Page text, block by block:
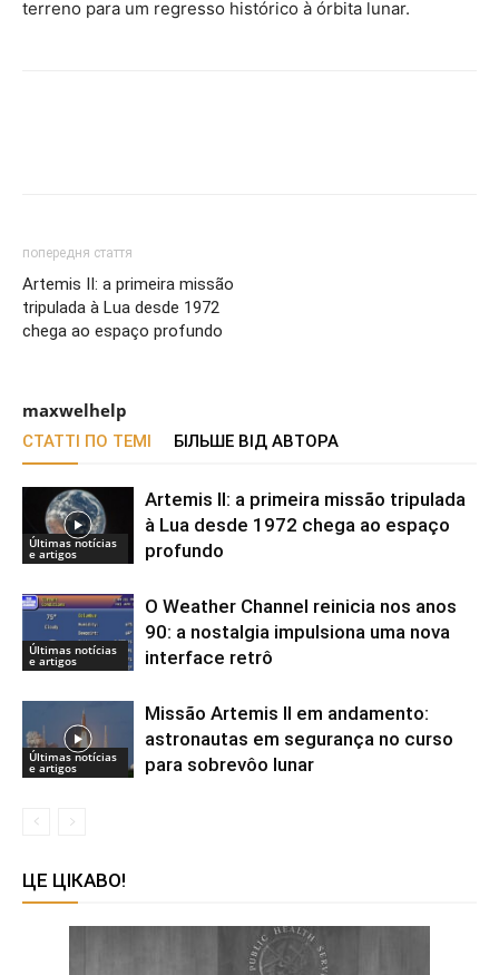
terreno para um regresso histórico à órbita lunar.
попередня стаття
Artemis II: a primeira missão
tripulada à Lua desde 1972
chega ao espaço profundo
maxwelhelp
СТАТТІ ПО ТЕМІ БІЛЬШЕ ВІД АВТОРА
Últimas notícias
e artigos
Artemis II: a primeira missão tripulada
à Lua desde 1972 chega ao espaço
profundo
Últimas notícias
e artigos
O Weather Channel reinicia nos anos
90: a nostalgia impulsiona uma nova
interface retrô
Últimas notícias
e artigos
Missão Artemis II em andamento:
astronautas em segurança no curso
para sobrevôo lunar
ЦЕ ЦІКАВО!